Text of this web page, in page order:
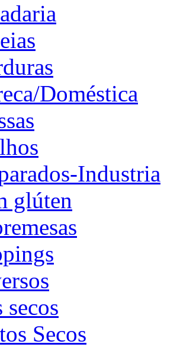
Doméstica
Industria
glúten
secos
Secos